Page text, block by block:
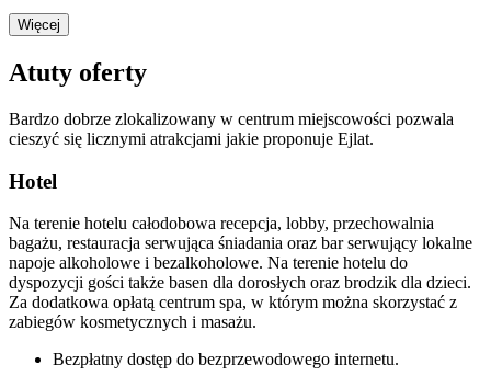
Więcej
Atuty oferty
Bardzo dobrze zlokalizowany w centrum miejscowości pozwala
cieszyć się licznymi atrakcjami jakie proponuje Ejlat.
Hotel
Na terenie hotelu całodobowa recepcja, lobby, przechowalnia
bagażu, restauracja serwująca śniadania oraz bar serwujący lokalne
napoje alkoholowe i bezalkoholowe. Na terenie hotelu do
dyspozycji gości także basen dla dorosłych oraz brodzik dla dzieci.
Za dodatkowa opłatą centrum spa, w którym można skorzystać z
zabiegów kosmetycznych i masażu.
Bezpłatny dostęp do bezprzewodowego internetu.